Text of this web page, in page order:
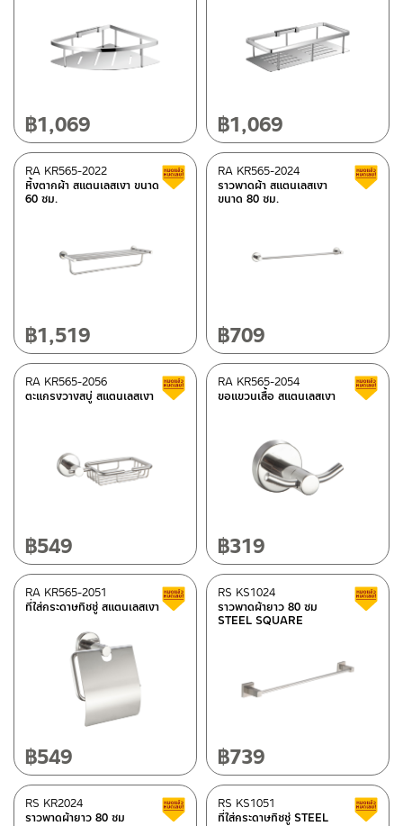
฿1,069 ฿1,069
หิ้งตากผ้า สแตนเลสเงา ขนาด
60 ซม.
RA KR565-2022 Clearance sale
฿1,519
ราวพาดผ้า สแตนเลสเงา
ขนาด 80 ซม.
RA KR565-2024
฿709
ตะแกรงวางสบู่ สแตนเลสเงา
RA KR565-2056 Clearance sale
฿549
ขอแขวนเสื้อ สแตนเลสเงา
RA KR565-2054
฿319
ที่ใส่กระดาษทิชชู่ สแตนเลสเงา
RA KR565-2051 Clearance sale
฿549
ราวพาดผ้ายาว 80 ซม
STEEL SQUARE
RS KS1024
฿739
ราวพาดผ้ายาว 80 ซม
RS KR2024 Clearance sale
ที่ใส่กระดาษทิชชู่ STEEL
RS KS1051